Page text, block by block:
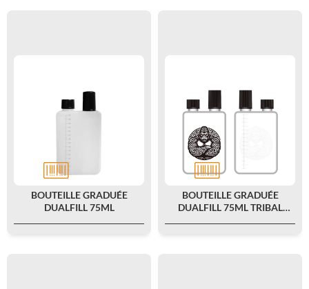
BOUTEILLE GRADUÉE
DUALFILL 75ML
BOUTEILLE GRADUÉE
DUALFILL 75ML TRIBAL